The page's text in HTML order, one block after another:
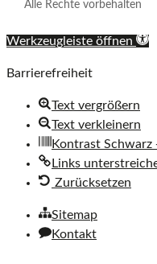
e
s
c
h
Alle Rechte vorbehalten
Werkzeugleiste öffnen
Barrierefreiheit
Text vergrößern
Text verkleinern
Kontrast Schwarz
Links
Zurücksetzen
Sitemap
Kontakt